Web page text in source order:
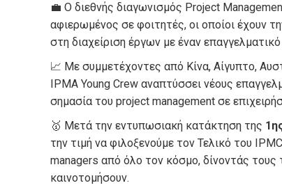
💼 Ο διεθνής διαγωνισμός Project
αφιερωμένος σε φοιτητές, οι οποίοι έχουν
στη διαχείριση έργων με έναν
📈 Με συμμετέχοντες από Κίνα, Αίγυπτο,
IPMA Young Crew αναπτύσσει νέους
σημασία του project management σε
🥇 Μετά την εντυπωσιακή κατάκτηση της
την τιμή να φιλοξενούμε τον Τελικό του
managers από όλο τον κόσμο, δίνοντάς τους
καινοτομήσουν.